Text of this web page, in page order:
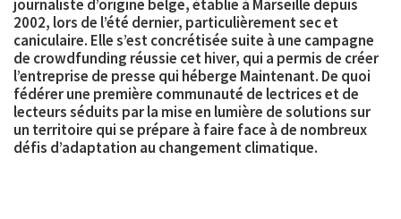
journaliste d’origine belge, établie à Marseille depuis
2002, lors de l’été dernier, particulièrement sec et
caniculaire. Elle s’est concrétisée suite à une campagne
de crowdfunding réussie cet hiver, qui a permis de créer
l’entreprise de presse qui héberge Maintenant. De quoi
fédérer une première communauté de lectrices et de
lecteurs séduits par la mise en lumière de solutions sur
un territoire qui se prépare à faire face à de nombreux
défis d’adaptation au changement climatique.